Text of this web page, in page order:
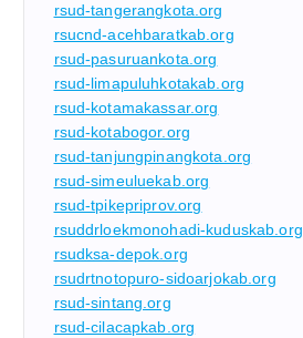
rsud-tangerangkota.org
rsucnd-acehbaratkab.org
rsud-pasuruankota.org
rsud-limapuluhkotakab.org
rsud-kotamakassar.org
rsud-kotabogor.org
rsud-tanjungpinangkota.org
rsud-simeuluekab.org
rsud-tpikepriprov.org
rsuddrloekmonohadi-kuduskab.org
rsudksa-depok.org
rsudrtnotopuro-sidoarjokab.org
rsud-sintang.org
rsud-cilacapkab.org